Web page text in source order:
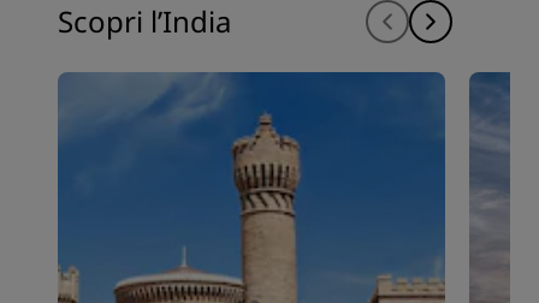
Scopri l’India